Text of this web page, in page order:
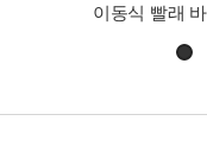
이동식 빨래